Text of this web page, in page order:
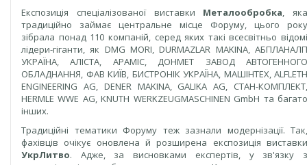
Експозиція спеціалізованої виставки Металообробка, яка
традиційно займає центральне місце Форуму, цього року
зібрала понад 110 компаній, серед яких такі всесвітньо відомі
лідери-гіганти, як DMG MORI, DURMAZLAR MAKINA, АБПЛАНАЛП
УКРАЇНА, АЛІСТА, АРАМІС, ДОНМЕТ ЗАВОД АВТОГЕННОГО
ОБЛАДНАННЯ, ФАВ КИЇВ, БИСТРОНІК УКРАЇНА, МАШІНТЕХ, ALFLETH
ENGINEERING AG, DENER MAKINA, GALIKA AG, СТАН-КОМПЛЕКТ,
HERMLE WWE AG, KNUTH WERKZEUGMASCHINEN GmbH та багато
інших.
Традиційні тематики Форуму теж зазнали модернізації. Так,
фахівців очікує оновлена й розширена експозиція виставки
УкрЛитво. Адже, за висновками експертів, у зв'язку з